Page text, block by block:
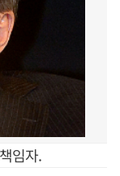
임자.